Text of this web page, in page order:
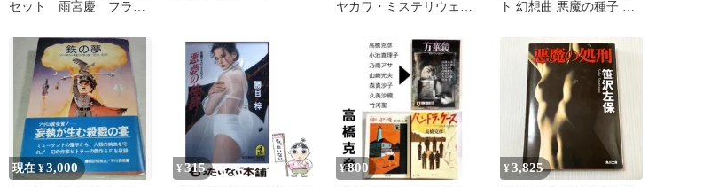
セット 雨宮慶 フラン
ヤカワ・ミステリウェク
>／ルース・レンデル 著 ;
吉野美恵子 訳／早川書房
ト 幻想曲 悪魔の種子 鄙
現在 ¥3,000 ¥ 315 ¥800 ¥3,825